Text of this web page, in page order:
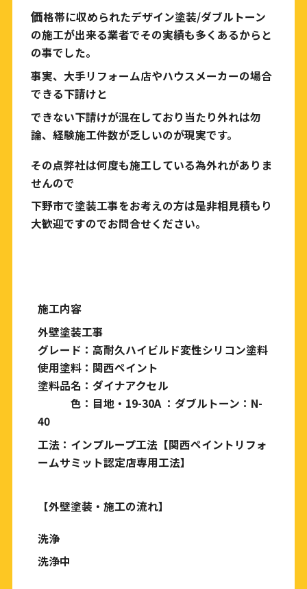
価格帯に収められたデザイン塗装/ダブルトーン
の施工が出来る業者でその実績も多くあるからと
の事でした。
事実、大手リフォーム店やハウスメーカーの場合
できる下請けと
できない下請けが混在しており当たり外れは勿
論、経験施工件数が乏しいのが現実です。
その点弊社は何度も施工している為外れがありま
せんので
下野市で塗装工事をお考えの方は是非相見積もり
大歓迎ですのでお問合せください。
施工内容
外壁塗装工事
グレード：高耐久ハイビルド変性シリコン塗料
使用塗料：関西ペイント
塗料品名：ダイナアクセル
色：目地・19-30A ：ダブルトーン：N-
40
工法：インプループ工法【関西ペイントリフォ
ームサミット認定店専用工法】
【外壁塗装・施工の流れ】
洗浄
洗浄中